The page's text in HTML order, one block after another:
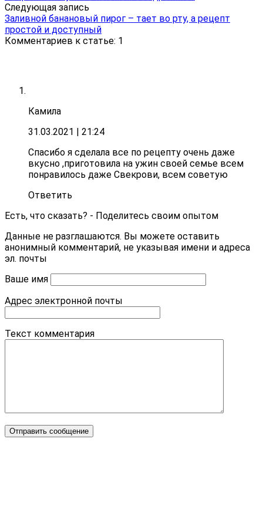
Следующая запись
Заливной банановый пирог – тает во рту, а рецепт
простой и доступный
Комментариев к статье: 1
Камила
31.03.2021 | 21:24
Спасибо я сделала все по рецепту очень даже
вкусно ,приготовила на ужин своей семье всем
понравилось даже Свекрови, всем советую
Ответить
Есть, что сказать? - Поделитесь своим опытом
Данные не разглашаются. Вы можете оставить
анонимный комментарий, не указывая имени и адреса
эл. почты
Ваше имя
Адрес электронной почты
Текст комментария